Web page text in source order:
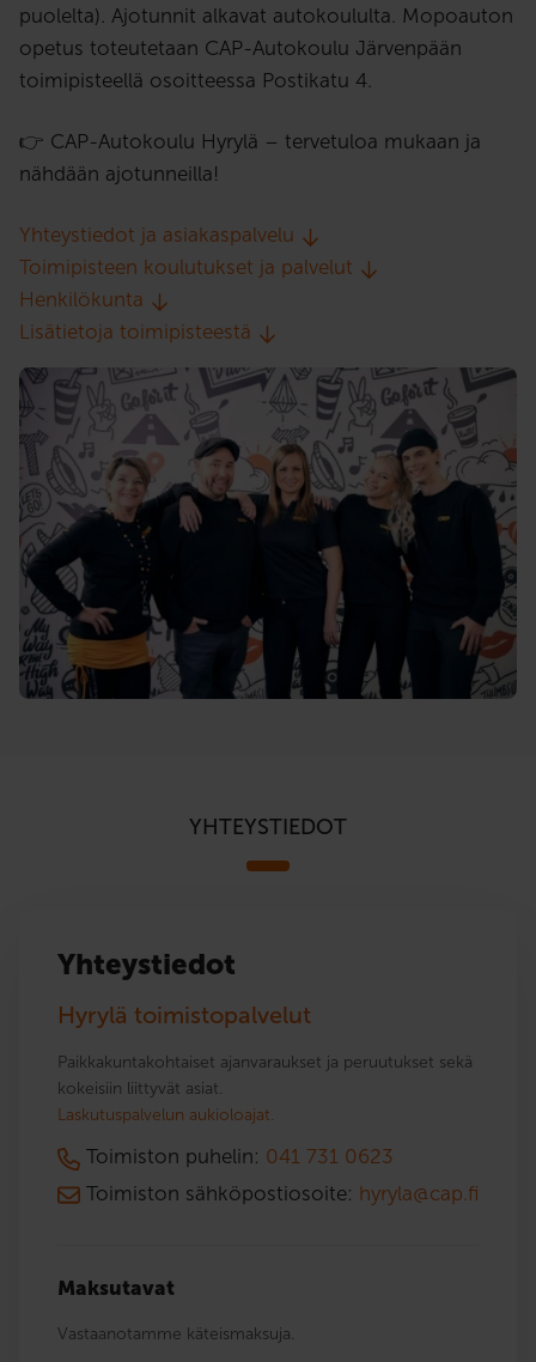
puolelta). Ajotunnit alkavat autokoululta. Mopoauton
opetus toteutetaan CAP-Autokoulu Järvenpään
toimipisteellä osoitteessa Postikatu 4.
👉 CAP-Autokoulu Hyrylä – tervetuloa mukaan ja
nähdään ajotunneilla!
Yhteystiedot ja asiakaspalvelu
Toimipisteen koulutukset ja palvelut
Henkilökunta
Lisätietoja toimipisteestä
YHTEYSTIEDOT
Yhteystiedot
Hyrylä toimistopalvelut
Paikkakuntakohtaiset ajanvaraukset ja peruutukset sekä
kokeisiin liittyvät asiat.
Laskutuspalvelun aukioloajat.
Toimiston puhelin: 041 731 0623
Toimiston sähköpostiosoite: hyryla@cap.fi
Maksutavat
Vastaanotamme käteismaksuja.